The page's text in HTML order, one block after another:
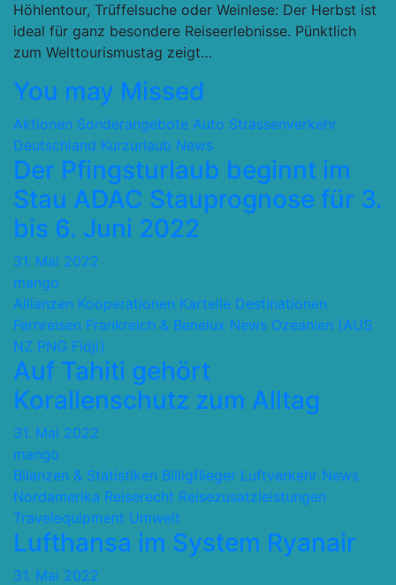
Höhlentour, Trüffelsuche oder Weinlese: Der Herbst ist
ideal für ganz besondere Reiseerlebnisse. Pünktlich
zum Welttourismustag zeigt…
You may Missed
Aktionen Sonderangebote Auto Strassenverkehr
Deutschland Kurzurlaub News
Der Pfingsturlaub beginnt im
Stau ADAC Stauprognose für 3.
bis 6. Juni 2022
31. Mai 2022
mango
Allianzen Kooperationen Kartelle Destinationen
Fernreisen Frankreich & Benelux News Ozeanien (AUS
NZ PNG Fidji)
Auf Tahiti gehört
Korallenschutz zum Alltag
31. Mai 2022
mango
Bilanzen & Statistiken Billigflieger Luftverkehr News
Nordamerika Reiserecht Reisezusatzleistungen
Travelequipment Umwelt
Lufthansa im System Ryanair
31. Mai 2022